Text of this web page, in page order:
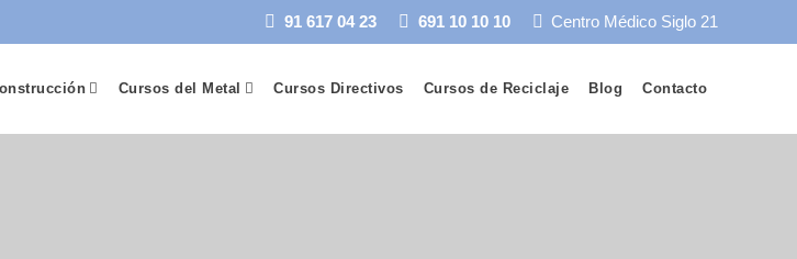
91 617 04 23 691 10 10 10 Centro Médico Siglo 21
Cursos del Metal Cursos Directivos Cursos de Reciclaje Blog Contacto